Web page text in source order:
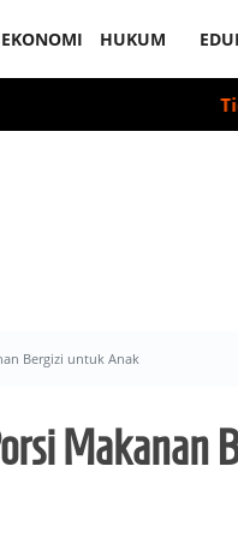
EKONOMI HUKUM
Tidak Ada
Bergizi untuk Anak
Makanan